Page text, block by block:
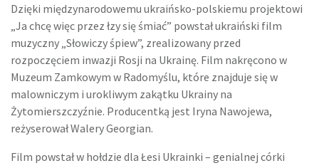
Dzięki międzynarodowemu ukraińsko-polskiemu projektowi
„Ja chcę więc przez łzy się śmiać” powstał ukraiński film
muzyczny „Słowiczy śpiew”, zrealizowany przed
rozpoczęciem inwazji Rosji na Ukrainę. Film nakręcono w
Muzeum Zamkowym w Radomyślu, które znajduje się w
malowniczym i urokliwym zakątku Ukrainy na
Żytomierszczyźnie. Producentką jest Iryna Nawojewa,
reżyserował Walery Georgian.
Film powstał w hołdzie dla Łesi Ukrainki – genialnej córki